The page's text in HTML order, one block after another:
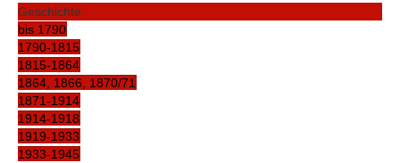
Geschichte
bis 1790
1790-1815
1815-1864
1864, 1866, 1870/71
1871-1914
1914-1918
1919-1933
1933-1945